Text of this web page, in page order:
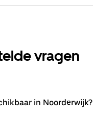
vragen
in Noorderwijk?